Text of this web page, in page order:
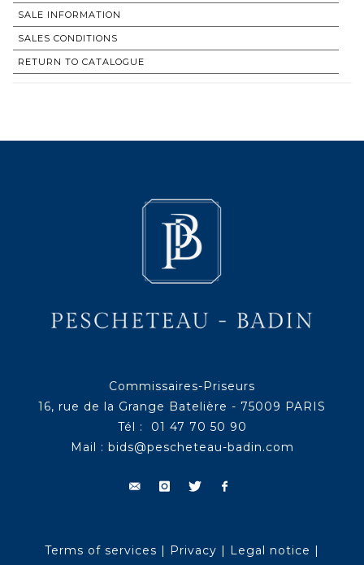
SALE INFORMATION
SALES CONDITIONS
RETURN TO CATALOGUE
Commissaires-Priseurs
16, rue de la Grange Batelière - 75009 PARIS
Tél : 01 47 70 50 90
Mail : bids@pescheteau-badin.com
Terms of services | Privacy | Legal notice |